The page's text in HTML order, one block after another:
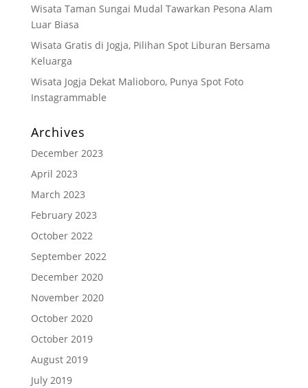
Wisata Taman Sungai Mudal Tawarkan Pesona Alam
Luar Biasa
Wisata Gratis di Jogja, Pilihan Spot Liburan Bersama
Keluarga
Wisata Jogja Dekat Malioboro, Punya Spot Foto
Instagrammable
Archives
December 2023
April 2023
March 2023
February 2023
October 2022
September 2022
December 2020
November 2020
October 2020
October 2019
August 2019
July 2019